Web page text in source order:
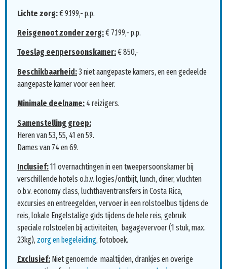
Lichte zorg:€ 9.199,- p.p.
Reisgenoot zonder zorg:€ 7.199,- p.p.
Toeslag eenpersoonskamer:€ 850,-
Beschikbaarheid:3 niet aangepaste kamers, en een gedeelde
aangepaste kamer voor een heer.
Minimale deelname: 4 reizigers.
Samenstelling groep:
Heren van 53, 55, 41 en 59.
Dames van 74 en 69.
Inclusief:11 overnachtingen in een tweepersoonskamer bij
verschillende hotels o.b.v. logies/ontbijt, lunch, diner, vluchten
o.b.v. economy class, luchthaventransfers in Costa Rica,
excursies en entreegelden, vervoer in een rolstoelbus tijdens de
reis, lokale Engelstalige gids tijdens de hele reis, gebruik
speciale rolstoelen bij activiteiten, bagagevervoer (1 stuk, max.
23kg), zorg en begeleiding, fotoboek.
Exclusief: Niet genoemde maaltijden, drankjes en overige